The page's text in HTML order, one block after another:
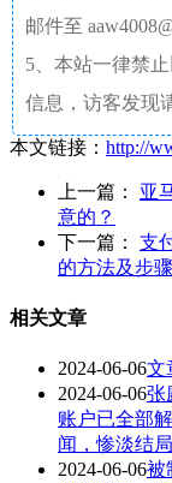
邮件至
5、本站一律禁
信息，访客发现
本文链接： http://
上一篇： 亚
意的？
下一篇： 支
的方法及步骤
相关文章
2024-06-06文
2024-06-06张
账户已全部
闻，惨淡结
2024-06-06被